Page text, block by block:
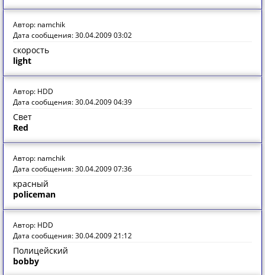
Автор: namchik
Дата сообщения: 30.04.2009 03:02
скорость
light
Автор: HDD
Дата сообщения: 30.04.2009 04:39
Свет
Red
Автор: namchik
Дата сообщения: 30.04.2009 07:36
красный
policeman
Автор: HDD
Дата сообщения: 30.04.2009 21:12
Полицейский
bobby